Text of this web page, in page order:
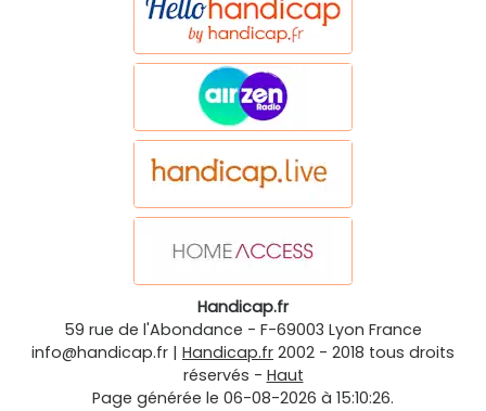
Handicap.fr
59 rue de l'Abondance - F-69003 Lyon France
info@handicap.fr | Handicap.fr 2002 - 2018 tous droits
réservés - Haut
Page générée le 06-08-2026 à 15:10:26.